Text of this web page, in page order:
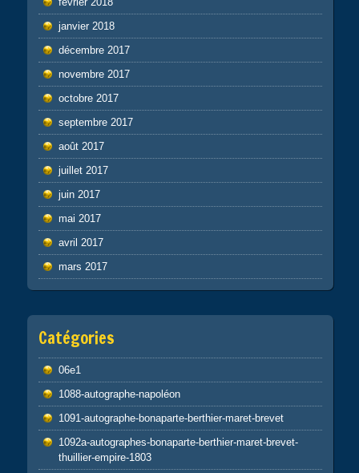
janvier 2018
décembre 2017
novembre 2017
octobre 2017
septembre 2017
août 2017
juillet 2017
juin 2017
mai 2017
avril 2017
mars 2017
Catégories
06e1
1088-autographe-napoléon
1091-autographe-bonaparte-berthier-maret-brevet
1092a-autographes-bonaparte-berthier-maret-brevet-
thuillier-empire-1803